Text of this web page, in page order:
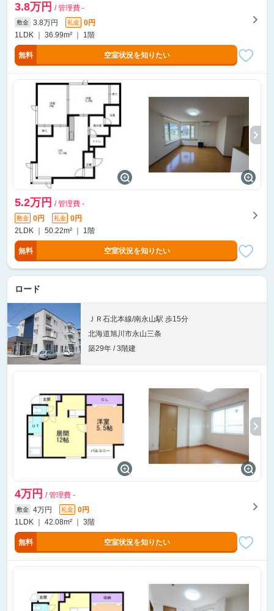
3.8万円 / 管理費 -
敷金 3.8万円 礼金
0円
1LDK ｜ 36.99m² ｜ 1階
無料 空室状況を知りたい
5.2万円 / 管理費 -
敷金 0円 礼金
0円
2LDK ｜ 50.22m² ｜ 1階
無料 空室状況を知りたい
ロード
ＪＲ石北本線/南永山駅 歩15分
北海道旭川市永山三条
築29年 / 3階建
4万円 / 管理費 -
敷金 4万円 礼金
0円
1LDK ｜ 42.08m² ｜ 3階
無料 空室状況を知りたい